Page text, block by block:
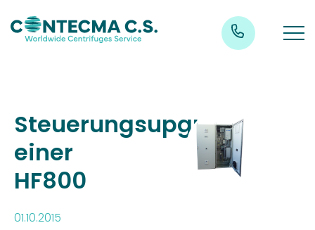
Steuerungsupgrade
einer
HF800
01.10.2015